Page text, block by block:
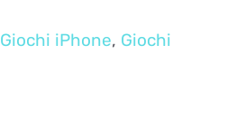
Giochi iPhone, Giochi